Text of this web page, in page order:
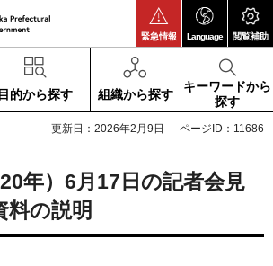
緊急情報 Language 閲覧補助
目的から探す 組織から探す
キーワードから
探す
更新日：2026年2月9日 ページID：11686
年）6月17日の記者会見
料の説明